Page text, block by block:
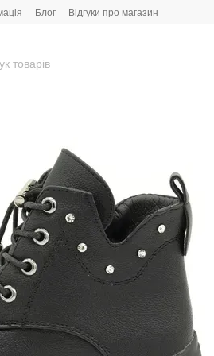
Блог Відгуки про магазин